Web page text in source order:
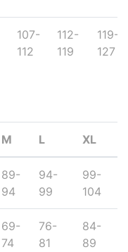
107-
112
112-
119
119-
127
M L XL
89-
94
94-
99
99-
104
69-
74
76-
81
84-
89